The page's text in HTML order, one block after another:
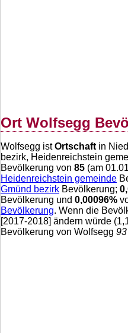
Ort Wolfsegg
Wolfsegg istOrtschaft in
bezirk, Heidenreichstein
Bevölkerung von 85 (am
Heidenreichstein gemeinde
Gmünd bezirk Bevölkerung;
Bevölkerung und 0,00096%
Bevölkerung. Wenn die
[2017-2018] ändern würde (
Bevölkerung von Wolfsegg 93